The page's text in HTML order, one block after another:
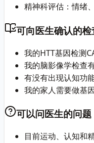
精神科评估：情绪
可向医生确认的检
我的HTT基因检测
我的脑影像学检查
有没有出现认知功
我的家人需要做基
可以问医生的问题
目前运动、认知和